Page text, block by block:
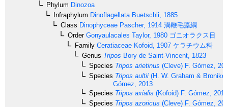
Phylum Dinozoa
Infraphylum Dinoflagellata Buetschli, 1885
Class Dinophyceae Pascher, 1914 渦鞭毛藻綱
OrderGonyaulacales Taylor, 1980 ゴニオラクス目
Family Ceratiaceae Kofoid, 1907 ケラチウム科
Genus Tripos Bory de Saint-Vincent, 1823
Species Tripos arietinus (Cleve) F. Gómez,
Species Tripos aultii (H. W. Graham &
Gómez, 2013
Species Tripos axialis (Kofoid) F. Gómez, 2013
Species Tripos azoricus (Cleve) F. Gómez,